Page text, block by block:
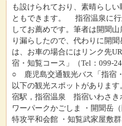
も設けられており、素晴らし
ともできます。 指宿温泉に行
してお薦めです。筆者は開聞
り漏らしたので、代わりに開
は、お車の場合にはリンク先
宿・知覧コース」（Tel：099-
○ 鹿児島交通観光バス「指宿
以下の観光スポットがありま
宿駅，指宿温泉 指宿いわさき
ワーパークかごしま ・開聞岳
特攻平和会館 ・知覧武家屋敷